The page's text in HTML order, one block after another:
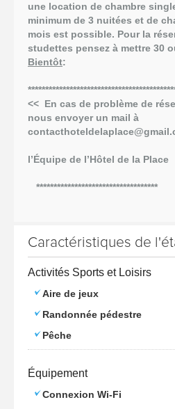
une location de chambre
minimum de 3 nuitées et de
mois est possible. Pour la
studettes pensez à mettre 30
Bientôt:
<< En cas de problème de
nous envoyer un mail à
l’Équipe de l’Hôtel de la Place
***********************************
Caractéristiques de
Activités Sports et Loisirs
Aire de jeux
Randonnée pédestre
Pêche
Équipement
Connexion Wi-Fi